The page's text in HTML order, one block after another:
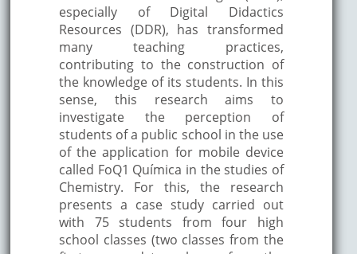
especially of Digital Didactics
Resources (DDR), has transformed
many teaching practices,
contributing to the construction of
the knowledge of its students. In this
sense, this research aims to
investigate the perception of
students of a public school in the use
of the application for mobile device
called FoQ1 Química in the studies of
Chemistry. For this, the research
presents a case study carried out
with 75 students from four high
school classes (two classes from the